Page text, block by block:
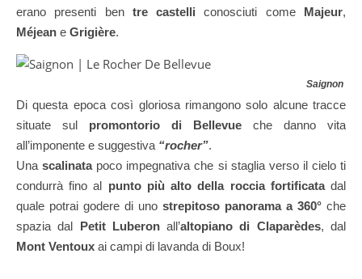
erano presenti ben tre castelli conosciuti come Majeur,
Méjean e Grigière.
Saignon
Di questa epoca così gloriosa rimangono solo alcune tracce
situate sul promontorio di Bellevue che danno vita
all’imponente e suggestiva “rocher”.
Unascalinatapoco impegnativa che si staglia verso il cielo ti
condurrà fino al punto più alto della roccia fortificatadal
quale potrai godere di uno strepitoso panorama a 360° che
spazia dal Petit Luberonall’altopiano di Claparèdes, dal
Mont Ventoux ai campi di lavanda di Boux!